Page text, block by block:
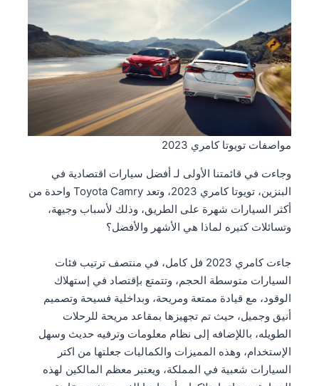
مواصفات تويوتا كامري 2023
وجاءت في قائمتنا الأولى لـ أفضل سيارات اقتصادية في
البنزين، تويوتا كامري 2023، وتعد Toyota Camry واحدة من
أكثر السيارات شهرة على الطريق، وذلك لأسباب وجيهة،
وتسائلات كتيره لماذا هي الأشهر والأفضل؟
جاءت كامري 2023 فل كامل، في منتصف ترتيب فئات
السيارات متوسطة الحجم، وتتمتع بإقتصاد في إستهلاك
الوقود، مع قيادة ممتعة ومريحة، وبداخلية فسيحة وتصميم
أنيق وجميل، حيث تم تجهيزها بمقاعد مريحة للرحلات
الطويله، باللإضافه إلى نظام معلومات وترفيه حديث وسهل
الإستخدام، وهذه المميزات والكماليات جعلتها من اكتر
السيارات شعبية في المملكة، ويعتبر معظم المالكين لهذه